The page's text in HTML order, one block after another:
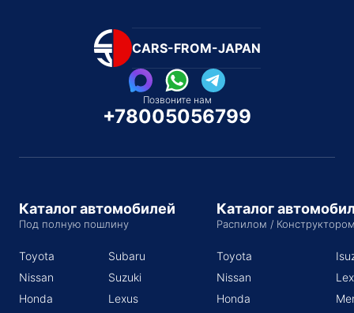
CARS-FROM-JAPAN
Позвоните нам
+78005056799
Каталог автомобилей
Под полную пошлину
Toyota
Nissan
Honda
Subaru
Suzuki
Lexus
Каталог
Распилом /
Toyota
Nissan
Honda